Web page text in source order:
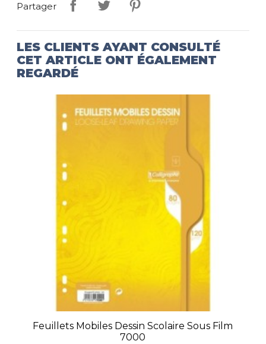
Partager
LES CLIENTS AYANT CONSULTÉ
CET ARTICLE ONT ÉGALEMENT
REGARDÉ
Feuillets Mobiles Dessin Scolaire Sous Film
7000